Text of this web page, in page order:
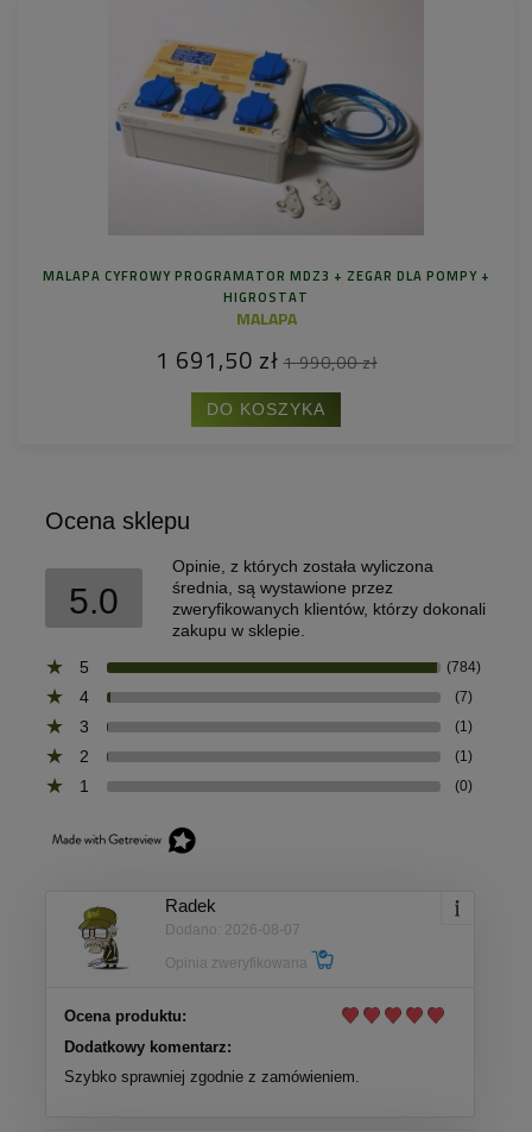
MALAPA CYFROWY PROGRAMATOR MDZ3 + ZEGAR DLA POMPY +
HIGROSTAT
MALAPA
1 691,50 zł 1 990,00 zł
DO KOSZYKA
Ocena sklepu
5.0
Opinie, z których została wyliczona
średnia, są wystawione przez
zweryfikowanych klientów, którzy dokonali
zakupu w sklepie.
5
(784)
4 (7)
3 (1)
2 (1)
1 (0)
Radek
Dodano: 2026-08-07
Opinia zweryfikowana
Ocena produktu:
Dodatkowy komentarz:
Szybko sprawniej zgodnie z zamówieniem.